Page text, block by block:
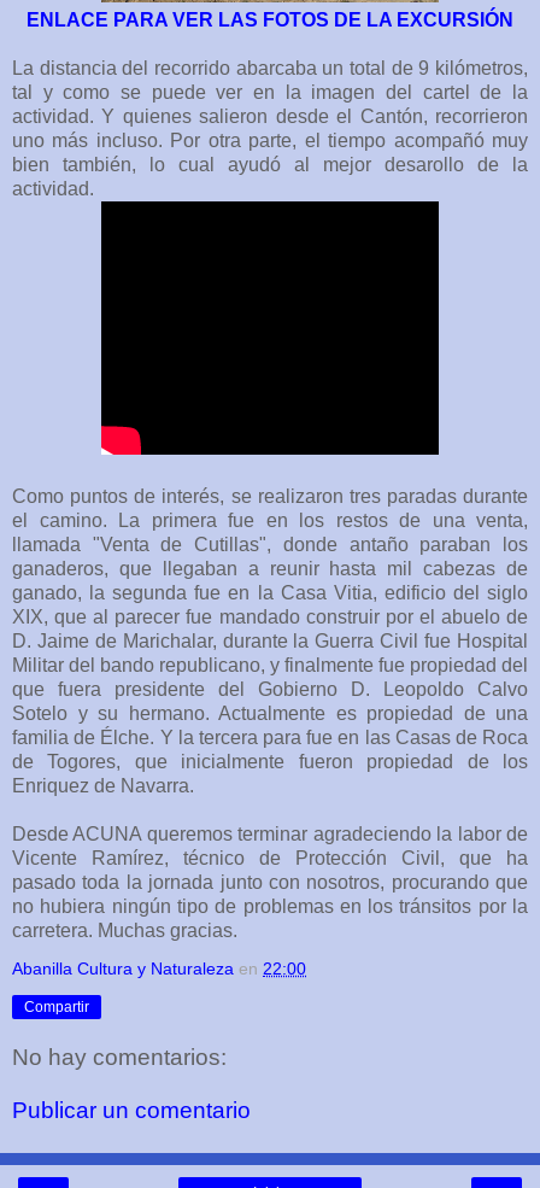
ENLACE PARA VER LAS FOTOS DE LA EXCURSIÓN
La distancia del recorrido abarcaba un total de 9 kilómetros,
tal y como se puede ver en la imagen del cartel de la
actividad. Y quienes salieron desde el Cantón, recorrieron
uno más incluso. Por otra parte, el tiempo acompañó muy
bien también, lo cual ayudó al mejor desarollo de la
actividad.
Como puntos de interés, se realizaron tres paradas durante
el camino. La primera fue en los restos de una venta,
llamada "Venta de Cutillas", donde antaño paraban los
ganaderos, que llegaban a reunir hasta mil cabezas de
ganado, la segunda fue en la Casa Vitia, edificio del siglo
XIX, que al parecer fue mandado construir por el abuelo de
D. Jaime de Marichalar, durante la Guerra Civil fue Hospital
Militar del bando republicano, y finalmente fue propiedad del
que fuera presidente del Gobierno D. Leopoldo Calvo
Sotelo y su hermano. Actualmente es propiedad de una
familia de Élche. Y la tercera para fue en las Casas de Roca
de Togores, que inicialmente fueron propiedad de los
Enriquez de Navarra.
Desde ACUNA queremos terminar agradeciendo la labor de
Vicente Ramírez, técnico de Protección Civil, que ha
pasado toda la jornada junto con nosotros, procurando que
no hubiera ningún tipo de problemas en los tránsitos por la
carretera. Muchas gracias.
Abanilla Cultura y Naturaleza en 22:00
Compartir
No hay comentarios:
Publicar un comentario